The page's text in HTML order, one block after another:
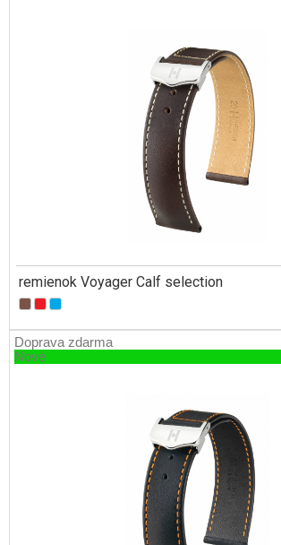
remienok Voyager Calf selection
Doprava zdarma
Nové